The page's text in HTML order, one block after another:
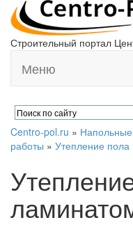
Строительный портал
Меню
Centro-pol.ru »
работы » Утепление пола